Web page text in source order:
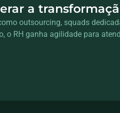
a
o headcount
outsourcing, squads
o RH ganha agilidade para